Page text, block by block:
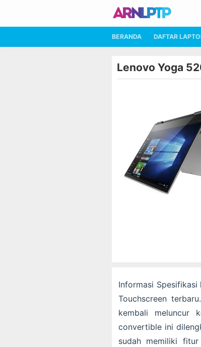
BERANDA DAFTAR
Lenovo Yoga
Informasi Spesifikasi
Touchscreen
kembali meluncur
convertible ini
sudah memiliki